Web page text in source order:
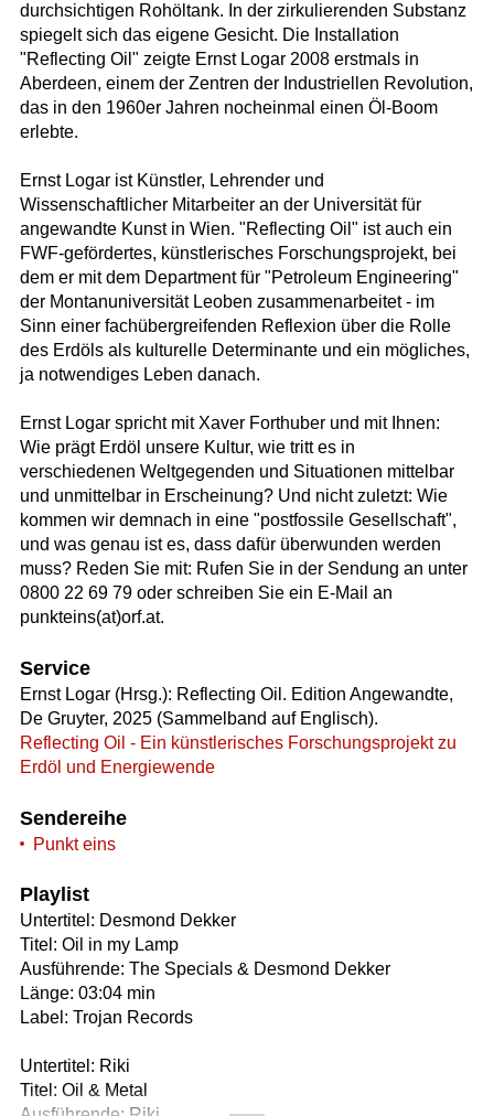
durchsichtigen Rohöltank. In der zirkulierenden Substanz
spiegelt sich das eigene Gesicht. Die Installation
"Reflecting Oil" zeigte Ernst Logar 2008 erstmals in
Aberdeen, einem der Zentren der Industriellen Revolution,
das in den 1960er Jahren nocheinmal einen Öl-Boom
erlebte.
Ernst Logar ist Künstler, Lehrender und
Wissenschaftlicher Mitarbeiter an der Universität für
angewandte Kunst in Wien. "Reflecting Oil" ist auch ein
FWF-gefördertes, künstlerisches Forschungsprojekt, bei
dem er mit dem Department für "Petroleum Engineering"
der Montanuniversität Leoben zusammenarbeitet - im
Sinn einer fachübergreifenden Reflexion über die Rolle
des Erdöls als kulturelle Determinante und ein mögliches,
ja notwendiges Leben danach.
Ernst Logar spricht mit Xaver Forthuber und mit Ihnen:
Wie prägt Erdöl unsere Kultur, wie tritt es in
verschiedenen Weltgegenden und Situationen mittelbar
und unmittelbar in Erscheinung? Und nicht zuletzt: Wie
kommen wir demnach in eine "postfossile Gesellschaft",
und was genau ist es, dass dafür überwunden werden
muss? Reden Sie mit: Rufen Sie in der Sendung an unter
0800 22 69 79 oder schreiben Sie ein E-Mail an
punkteins(at)orf.at.
Service
Ernst Logar (Hrsg.): Reflecting Oil. Edition Angewandte,
De Gruyter, 2025 (Sammelband auf Englisch).
Reflecting Oil - Ein künstlerisches Forschungsprojekt zu
Erdöl und Energiewende
Sendereihe
Punkt eins
Playlist
Untertitel: Desmond Dekker
Titel: Oil in my Lamp
Ausführende: The Specials & Desmond Dekker
Länge: 03:04 min
Label: Trojan Records
Untertitel: Riki
Titel: Oil & Metal